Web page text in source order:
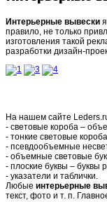
Интерьерные вывески
правило, не только
изготовления такой
разработки дизайн-
На нашем сайте
- световые короба –
- тонкие световые
- псевдообъемные
- объемные световые
- плоские буквы – буквы
- указатели и таблички.
Любые интерьерные
текст, фото и т. п.